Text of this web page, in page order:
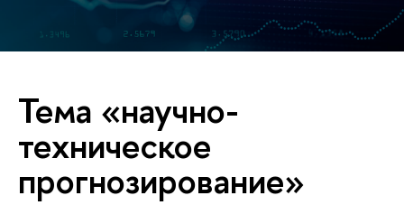
Тема «научно-
техническое
прогнозирование»